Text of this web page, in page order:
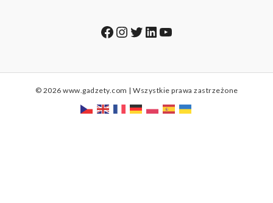
Facebook
Instagram
Twitter
LinkedIn
YouTube
© 2026 www.gadzety.com | Wszystkie prawa zastrzeżone